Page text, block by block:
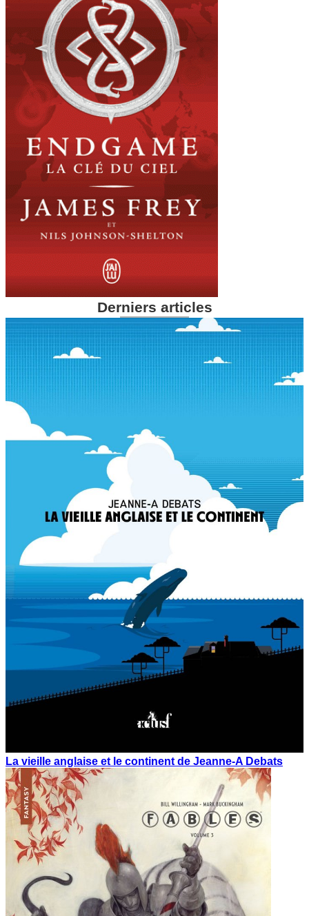
Derniers articles
La vieille anglaise et le continent de Jeanne-A Debats